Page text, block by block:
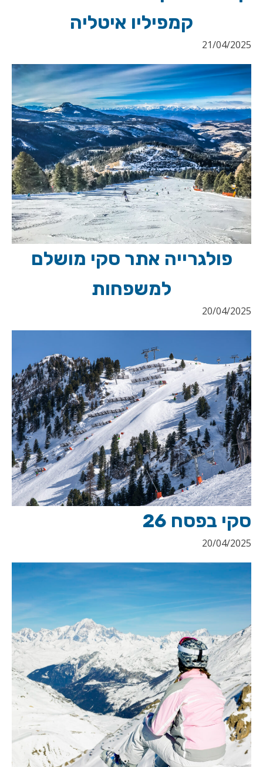
קמפיליו איטליה
21/04/2025
פולגרייה אתר סקי מושלם
למשפחות
20/04/2025
סקי בפסח 26
20/04/2025